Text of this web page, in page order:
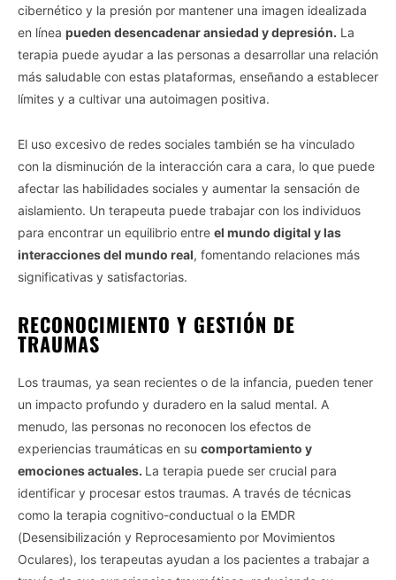
cibernético y la presión por mantener una imagen idealizada
en línea pueden desencadenar ansiedad y depresión. La
terapia puede ayudar a las personas a desarrollar una relación
más saludable con estas plataformas, enseñando a establecer
límites y a cultivar una autoimagen positiva.
El uso excesivo de redes sociales también se ha vinculado
con la disminución de la interacción cara a cara, lo que puede
afectar las habilidades sociales y aumentar la sensación de
aislamiento. Un terapeuta puede trabajar con los individuos
para encontrar un equilibrio entre el mundo digital y las
interacciones del mundo real, fomentando relaciones más
significativas y satisfactorias.
RECONOCIMIENTO Y GESTIÓN DE
TRAUMAS
Los traumas, ya sean recientes o de la infancia, pueden tener
un impacto profundo y duradero en la salud mental. A
menudo, las personas no reconocen los efectos de
experiencias traumáticas en su comportamiento y
emociones actuales. La terapia puede ser crucial para
identificar y procesar estos traumas. A través de técnicas
como la terapia cognitivo-conductual o la EMDR
(Desensibilización y Reprocesamiento por Movimientos
Oculares), los terapeutas ayudan a los pacientes a trabajar a